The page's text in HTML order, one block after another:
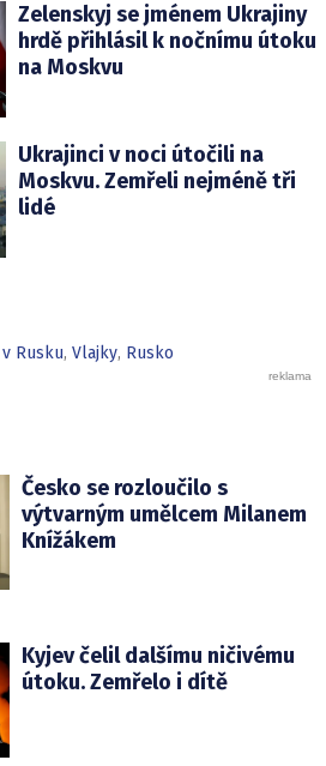
Zelenskyj se jménem Ukrajiny
hrdě přihlásil k nočnímu útoku
na Moskvu
Ukrajinci v noci útočili na
Moskvu. Zemřeli nejméně tři
lidé
Rusku, Vlajky, Rusko
Česko se rozloučilo s
výtvarným umělcem Milanem
Knížákem
Kyjev čelil dalšímu ničivému
útoku. Zemřelo i dítě